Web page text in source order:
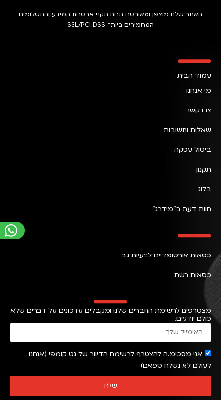
האתר שלנו מוצפן ומאובטח תחת תקני אבטחת המידע והתשלומים
המחמירים ביותר SSL/PCI DSS
עמוד הבית
מי אנחנו
צרו קשר
שאלות ותשובות
ביטול עסקה
תקנון
בלוג
חוות דעת ב״מידרג״
כסאות אורטופדיים לבעיות גב
כסאות רשת
מצטרפים לרשימת החברים שלנו ומקבלים עדכונים על דברים שלא
כולם יודעים.
אני מסכימ.ה להצטרף לרשימת הדיוור של גט קומפי (אנחנו
לעולם לא נשלח ספאם)
שלח